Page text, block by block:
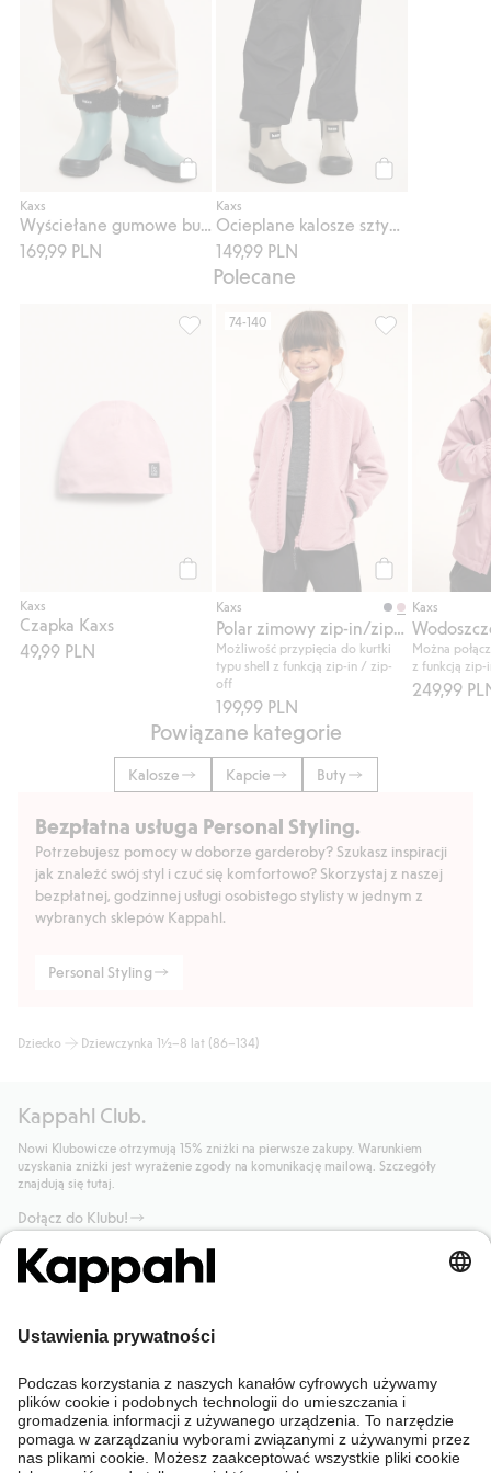
Kup
Kaxs
169,99 PLN
Kaxs
149,99 PLN
Polecane
Kaxs
Czapka Kaxs
49,99 PLN
Czapka Kaxs, Dodaj do listy ulubione
74-140
Kaxs
Możliwość przypięcia do kurtki
typu shell z funkcją zip-in / zip-
off
199,99 PLN
Polar zimowy
Kaxs
Można
z funkcją
249,99
Powiązane kategorie
Kalosze Kapcie Buty
Bezpłatna usługa Personal Styling.
Potrzebujesz pomocy w doborze garderoby? Szukasz inspiracji
jak znaleźć swój styl i czuć się komfortowo? Skorzystaj z naszej
bezpłatnej, godzinnej usługi osobistego stylisty w jednym z
wybranych sklepów Kappahl.
Personal Styling
Dziecko Dziewczynka 1½–8 lat (86–134)
Kappahl Club.
Nowi Klubowicze otrzymują 15% zniżki na pierwsze zakupy. Warunkiem
uzyskania zniżki jest wyrażenie zgody na komunikację mailową. Szczegóły
znajdują się tutaj.
Dołącz do Klubu!
Potrzebujesz pomocy?